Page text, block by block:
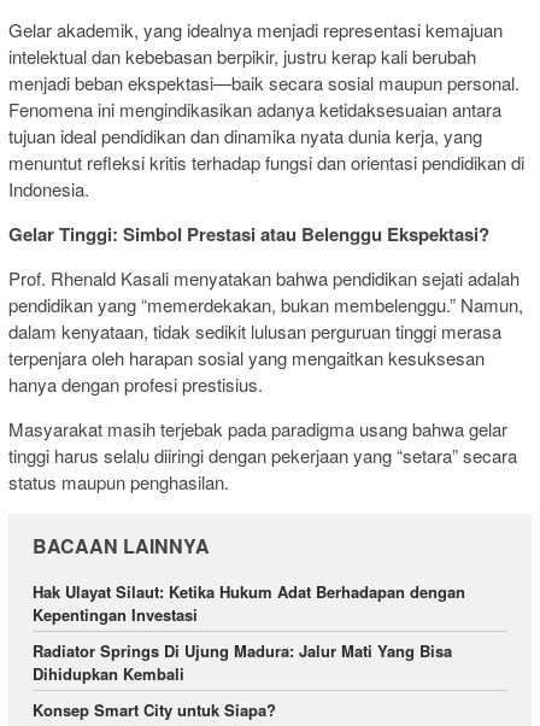
Gelar akademik, yang idealnya menjadi representasi kemajuan
intelektual dan kebebasan berpikir, justru kerap kali berubah
menjadi beban ekspektasi—baik secara sosial maupun personal.
Fenomena ini mengindikasikan adanya ketidaksesuaian antara
tujuan ideal pendidikan dan dinamika nyata dunia kerja, yang
menuntut refleksi kritis terhadap fungsi dan orientasi pendidikan di
Indonesia.
Gelar Tinggi: Simbol Prestasi atau Belenggu Ekspektasi?
Prof. Rhenald Kasali menyatakan bahwa pendidikan sejati adalah
pendidikan yang “memerdekakan, bukan membelenggu.” Namun,
dalam kenyataan, tidak sedikit lulusan perguruan tinggi merasa
terpenjara oleh harapan sosial yang mengaitkan kesuksesan
hanya dengan profesi prestisius.
Masyarakat masih terjebak pada paradigma usang bahwa gelar
tinggi harus selalu diiringi dengan pekerjaan yang “setara” secara
status maupun penghasilan.
BACAAN LAINNYA
Hak Ulayat Silaut: Ketika Hukum Adat Berhadapan dengan
Kepentingan Investasi
Radiator Springs Di Ujung Madura: Jalur Mati Yang Bisa
Dihidupkan Kembali
Konsep Smart City untuk Siapa?